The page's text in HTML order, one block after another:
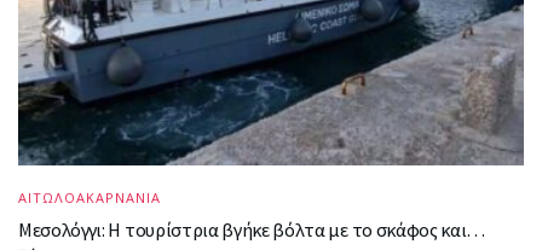
ΑΙΤΩΛΟΑΚΑΡΝΑΝΙΑ
Μεσολόγγι: Η τουρίστρια βγήκε βόλτα με το σκάφος και…